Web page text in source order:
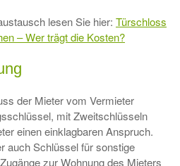
lesen Sie hier: Türschloss
– Wer trägt die Kosten?
der Mieter vom Vermieter
mit Zweitschlüsseln
einen einklagbaren Anspruch.
auch Schlüssel für sonstige
zur Wohnung des Mieters